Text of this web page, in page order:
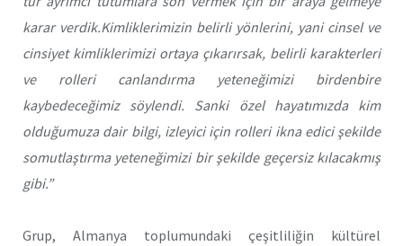
karar verdik.Kimliklerimizin belirli yönlerini, yani cinsel ve
cinsiyet kimliklerimizi ortaya çıkarırsak, belirli karakterleri
ve rolleri canlandırma yeteneğimizi birdenbire
kaybedeceğimiz söylendi. Sanki özel hayatımızda kim
olduğumuza dair bilgi, izleyici için rolleri ikna edici şekilde
somutlaştırma yeteneğimizi bir şekilde geçersiz kılacakmış
gibi.”
Grup, Almanya toplumundaki çeşitliliğin kültürel